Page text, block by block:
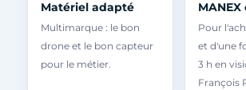
Matériel adapté
Multimarque : le bon
drone et le bon capteur
pour le métier.
Pour
et d'une
3 h en
François